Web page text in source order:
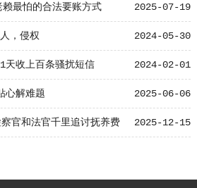
2025-07-19
最怕的合法要账方式
2024-05-30
，侵权
2024-02-01
天收上百条骚扰短信
2025-06-06
心解难题
2025-12-15
官和法官千里追讨抚养费